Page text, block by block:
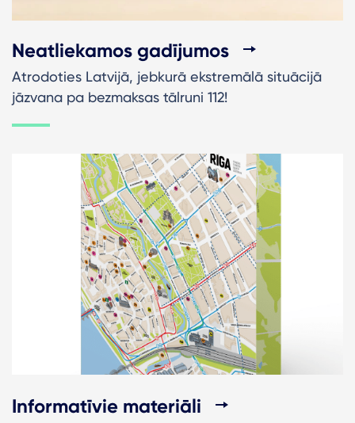
Neatliekamos gadījumos
Atrodoties Latvijā, jebkurā ekstremālā situācijā
jāzvana pa bezmaksas tālruni 112!
Informatīvie materiāli